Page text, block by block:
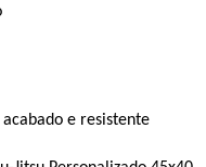
e resistente